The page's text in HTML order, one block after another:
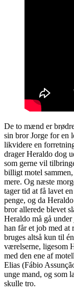
De to mænd er
sin bror Jorge for en
likvidere en
drager Heraldo dog
som gerne vil
billigt motel
mere. Og næste
tager tid at få lavet
penge, og da
bror allerede blevet
Heraldo må gå
han får et job med at
bruges altså kun til
værelserne, ligesom
med den ene af
Elias (Fábio
unge mand, og som
skulle tro.